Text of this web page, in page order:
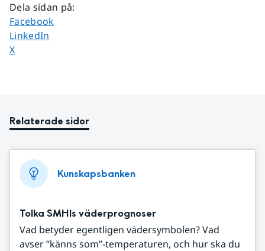
Dela sidan på:
Dela sidan på
Facebook
Dela sidan på
LinkedIn
Dela sidan på
X
Relaterade sidor
Kunskapsbanken
Tolka SMHIs väderprognoser
Vad betyder egentligen vädersymbolen? Vad
avser ”känns som”-temperaturen, och hur ska du